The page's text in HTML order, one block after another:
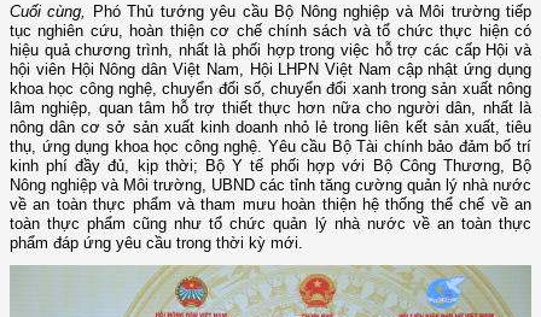
Cuối cùng,
Phó Thủ tướng yêu cầu Bộ Nông nghiệp và Môi trường tiếp
tục nghiên cứu, hoàn thiện cơ chế chính sách và tổ chức thực hiện có
hiệu quả chương trình, nhất là phối hợp trong việc hỗ trợ các cấp Hội và
hội viên Hội Nông dân Việt Nam, Hội LHPN Việt Nam cập nhật ứng dụng
khoa học công nghệ, chuyển đổi số, chuyển đổi xanh trong sản xuất nông
lâm nghiệp, quan tâm hỗ trợ thiết thực hơn nữa cho người dân, nhất là
nông dân cơ sở sản xuất kinh doanh nhỏ lẻ trong liên kết sản xuất, tiêu
thụ, ứng dụng khoa học công nghệ. Yêu cầu Bộ Tài chính bảo đảm bố trí
kinh phí đầy đủ, kịp thời; Bộ Y tế phối hợp với Bộ Công Thương, Bộ
Nông nghiệp và Môi trường, UBND các tỉnh tăng cường quản lý nhà nước
về an toàn thực phẩm và tham mưu hoàn thiện hệ thống thể chế về an
toàn thực phẩm cũng như tổ chức quản lý nhà nước về an toàn thực
phẩm đáp ứng yêu cầu trong thời kỳ mới.